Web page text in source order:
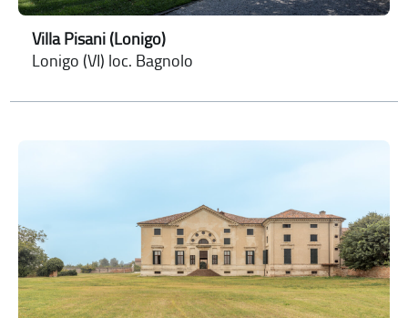
Villa Pisani (Lonigo)
Lonigo (VI) loc. Bagnolo